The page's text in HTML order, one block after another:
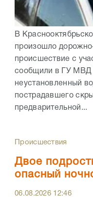
В
произошло
происшествие с
сообщили в ГУ МВД
неустановленный
пострадавшего
предварительной...
Происшествия
Двое
опасный
06.08.2026 12:46